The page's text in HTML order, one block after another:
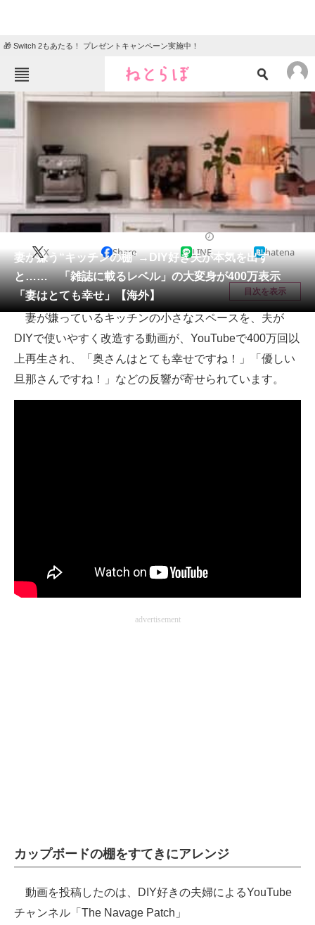
🎁 Switch 2もあたる！ プレゼントキャンペーン実施中！
ねとらぼメニュー
クイズ
地域
住まい 教育・育児
動物 リサーチ
会員記事
メディア
注目記事を集めた総合ページ
ITの今と未来を見通す
スマホと通信の最新トレンド
マーケ×ITの今がよく分かる
ITエンジニア向け専門サイト
建設×テクノロジーの最前線
ちょっと気になるネットの話題
妻が嫌う“キッチンの棚”→DIY好き夫が本気を出す
と…… 「雑誌に載るレベル」の大変身が400万表示
「妻はとても幸せ」【海外】
X Share LINE hatena
目次を表示
妻が嫌っているキッチンの小さなスペースを、夫が
DIYで使いやすく改造する動画が、YouTubeで400万回以
上再生され、「奥さんはとても幸せですね！」「優しい
旦那さんですね！」などの反響が寄せられています。
advertisement
カップボードの棚をすてきにアレンジ
動画を投稿したのは、DIY好きの夫婦によるYouTube
チャンネル「The Navage Patch」